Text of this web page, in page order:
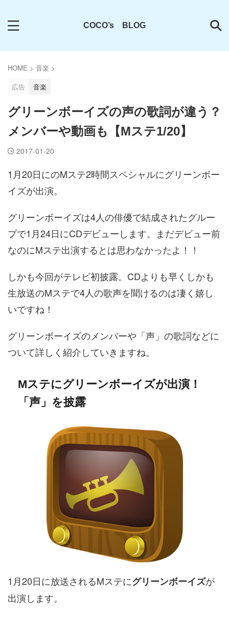
COCO’s BLOG
HOME > 音楽 >
広告
音楽
グリーンボーイズの声の歌詞が違う？
メンバーや動画も【Mステ1/20】
2017-01-20
1月20日にのMステ2時間スペシャルにグリーンボー
イズが出演。
グリーンボーイズは4人の俳優で結成されたグルー
プで1月24日にCDデビューします。まだデビュー前
なのにMステ出演するとは思わなかったよ！！
しかも今回がテレビ初披露。CDよりも早くしかも
生放送のMステで4人の歌声を聞けるのは凄く嬉し
いですね！
グリーンボーイズのメンバーや「声」の歌詞などに
ついて詳しく紹介していきますね。
Mステにグリーンボーイズが出演！
「声」を披露
1月20日に放送されるMステにグリーンボーイズが
出演します。